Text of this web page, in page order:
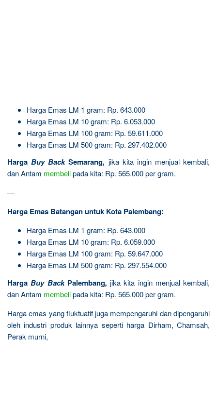
Harga Emas LM 1 gram: Rp. 643.000
Harga Emas LM 10 gram: Rp. 6.053.000
Harga Emas LM 100 gram: Rp. 59.611.000
Harga Emas LM 500 gram: Rp. 297.402.000
HargaBuy BackSemarang, jika kita ingin menjual kembali,
dan Antam membelipada kita: Rp. 565.000 per gram.
—
Harga Emas Batangan untuk Kota Palembang:
Harga Emas LM 1 gram: Rp. 643.000
Harga Emas LM 10 gram: Rp. 6.059.000
Harga Emas LM 100 gram: Rp. 59.647.000
Harga Emas LM 500 gram: Rp. 297.554.000
HargaBuy Back Palembang, jika kita ingin menjual kembali,
dan Antam membelipada kita: Rp. 565.000 per gram.
Harga emas yang fluktuatif juga mempengaruhi dan dipengaruhi
oleh industri produk lainnya seperti harga Dirham, Chamsah,
Perak murni,